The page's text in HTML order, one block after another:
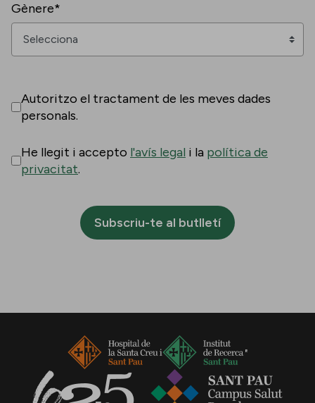
Gènere*
Autoritzo el tractament de les meves dades
personals.
He llegit i accepto l'avís legal i la política de
privacitat.
Subscriu-te al butlletí